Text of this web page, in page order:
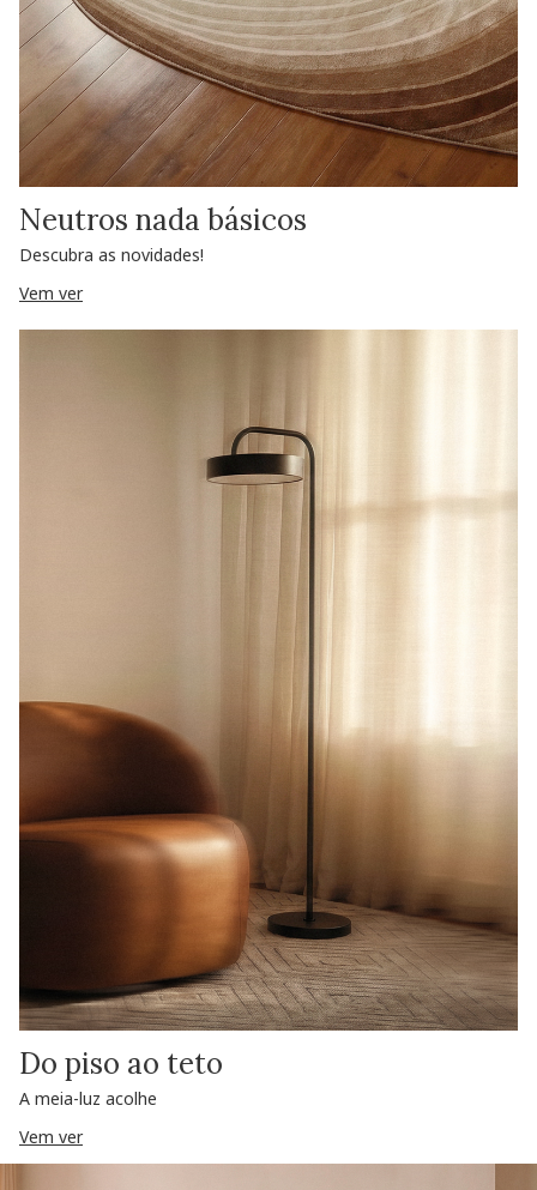
Neutros nada básicos
Descubra as novidades!
Vem ver
Do piso ao teto
A meia-luz acolhe
Vem ver